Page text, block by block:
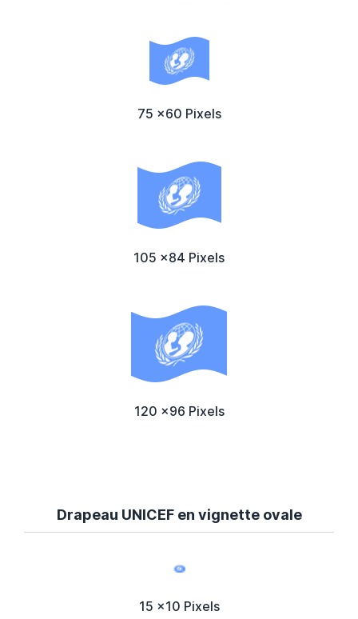
75 x60 Pixels
105 x84 Pixels
120 x96 Pixels
Drapeau UNICEF en vignette ovale
15 x10 Pixels